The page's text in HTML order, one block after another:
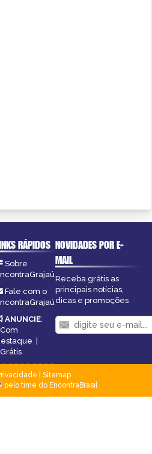
RÁPIDOS
Sobre
Fale com o
ANUNCIE:
Com
|
Grátis
NOVIDADES POR E-
MAIL
Receba grátis as
principais notícias,
dicas e promoções
Sitemap
pelo time do EncontraBrasil